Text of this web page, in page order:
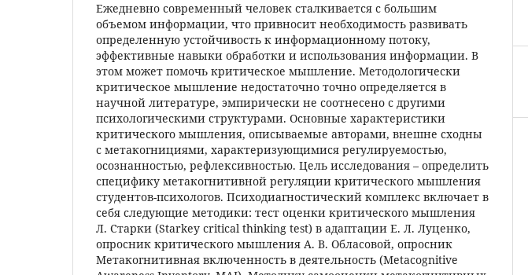
Ежедневно современный человек сталкивается с большим
объемом информации, что привносит необходимость развивать
определенную устойчивость к информационному потоку,
эффективные навыки обработки и использования информации. В
этом может помочь критическое мышление. Методологически
критическое мышление недостаточно точно определяется в
научной литературе, эмпирически не соотнесено с другими
психологическими структурами. Основные характеристики
критического мышления, описываемые авторами, внешне сходны
с метакогнициями, характеризующимися регулируемостью,
осознанностью, рефлексивностью. Цель исследования – определить
специфику метакогнитивной регуляции критического мышления
студентов-психологов. Психодиагностический комплекс включает в
себя следующие методики: тест оценки критического мышления
Л. Старки (Starkey critical thinking test) в адаптации Е. Л. Луценко,
опросник критического мышления А. В. Обласовой, опросник
Метакогнитивная включенность в деятельность (Metacognitive